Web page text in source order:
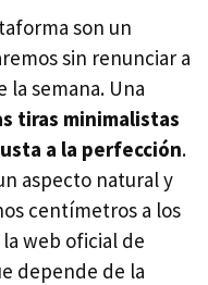
son un
sin renunciar a
la semana. Una
tiras minimalistas
a la perfección.
aspecto natural y
centímetros a los
web oficial de
depende de la